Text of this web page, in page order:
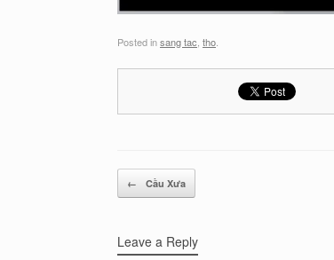
Posted insang tac tho
Post navigation
← Cầu Xưa
Leave a Reply